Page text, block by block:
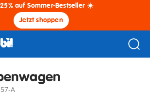
auf Sommer-Bestseller ☀️
Jetzt shoppen
A